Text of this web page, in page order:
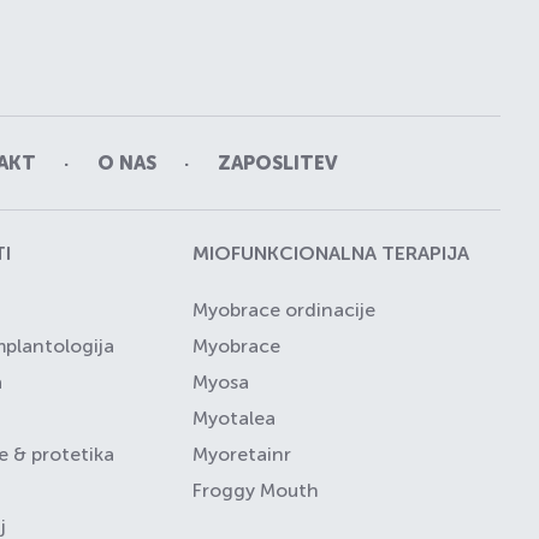
O NAS ZAPOSLITEV
& protetika
MIOFUNKCIONALNA TERAPIJA
Myobrace ordinacije
Myobrace
Myosa
Myotalea
Myoretainr
Froggy Mouth